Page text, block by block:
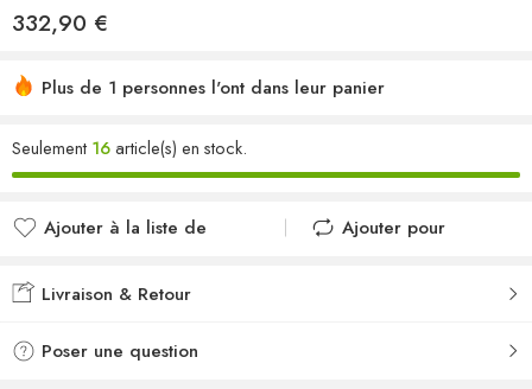
332,90 €
Plus de 1 personnes l'ont dans leur panier
Seulement 16article(s) en stock.
Ajouter à la liste de
Ajouté à la liste de
Ajouter pour
Livraison & Retour
Poser une question